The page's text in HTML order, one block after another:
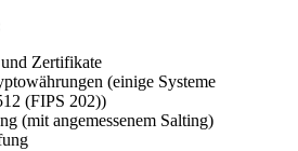
Zertifikate
(einige Systeme
(FIPS 202))
(mit angemessenem Salting)